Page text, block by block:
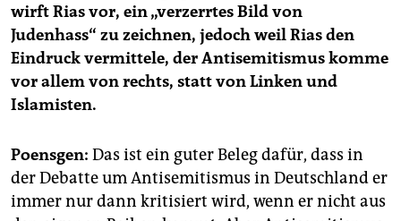
wirft Rias vor, ein „verzerrtes Bild von
Judenhass“ zu zeichnen, jedoch weil Rias den
Eindruck vermittele, der Antisemitismus komme
vor allem von rechts, statt von Linken und
Islamisten.
Poensgen: Das ist ein guter Beleg dafür, dass in
der Debatte um Antisemitismus in Deutschland er
immer nur dann kritisiert wird, wenn er nicht aus